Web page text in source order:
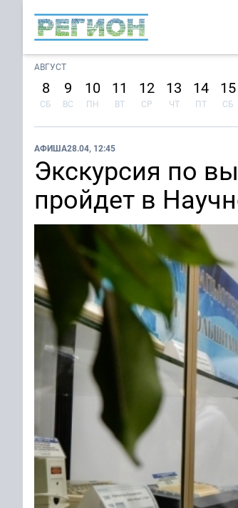
АВГУСТ
8
СБ
9
ВС
10
ПН
11
ВТ
12
СР
13
ЧТ
14
ПТ
15
СБ
АФИША28.04, 12:45
Экскурсия по
пройдет в